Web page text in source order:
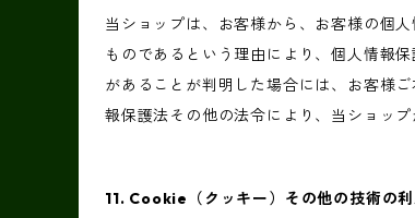
当ショップは、お客様から、お客様の個
ものであるという理由により、個人情報
があることが判明した場合には、お客様
報保護法その他の法令により、当ショッ
11. Cookie（クッキー）その他の技術の